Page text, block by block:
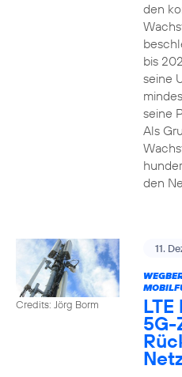
den
bis
seine
seine
Als
den
Credits: Jörg Borm
11.